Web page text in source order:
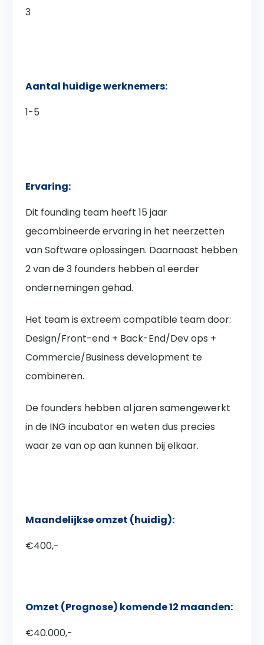
3
Aantal huidige werknemers:
1-5
Ervaring:
Dit founding team heeft 15 jaar
gecombineerde ervaring in het neerzetten
van Software oplossingen. Daarnaast hebben
2 van de 3 founders hebben al eerder
ondernemingen gehad.
Het team is extreem compatible team door:
Design/Front-end + Back-End/Dev ops +
Commercie/Business development te
combineren.
De founders hebben al jaren samengewerkt
in de ING incubator en weten dus precies
waar ze van op aan kunnen bij elkaar.
Maandelijkse omzet (huidig):
€400,-
Omzet (Prognose) komende 12 maanden:
€40.000,-